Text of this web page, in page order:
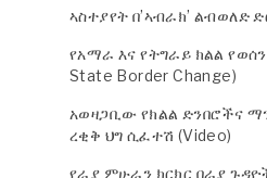
ኣስተያየት በ’ኣብራክ’ ልብወለድ
የአማራ እና የትግራይ ክልል
State Border Change)
አወዛጋቢው የክልል ድንበሮችና
ረቂቅ ህግ ሲፈተሽ (Video)
የራያ ምሁራን ክርክር በራያ